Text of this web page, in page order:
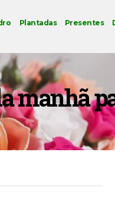
Plantadas Presentes
manhã